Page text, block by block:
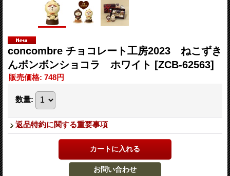
concombre チョコレート工房2023 ねこずき
んボンボンショコラ ホワイト [ZCB-62563]
販売価格: 748円
数量:
返品特約に関する重要事項